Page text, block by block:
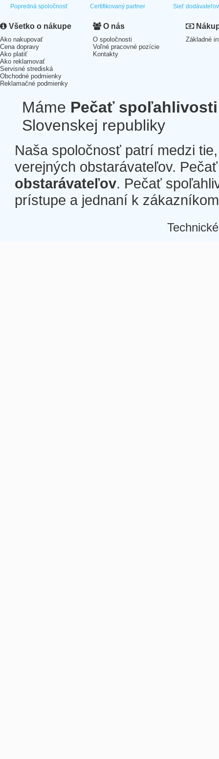
Popredná spoločnosť Certifikovaný partner Sieť dodávateľov
Všetko o nákupe
Ako nakupovať
Cena dopravy
Ako platiť
Ako reklamovať
Servisné strediská
Obchodné podmienky
Reklamačné podmienky
O nás
O spoločnosti
Voľné pracovné pozície
Kontakty
Základné
Máme Pečať spoľahlivosti
Slovenskej republiky
Naša spoločnosť patrí medzi
verejných obstarávateľov.
obstarávateľov. Pečať
prístupe a jednaní k